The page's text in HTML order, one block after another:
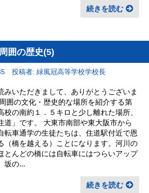
続きを読む
囲の歴史(5)
投稿者: 緑風冠高等学校学校長
みいただきまして、ありがとうございま
囲の文化・歴史的な場所を紹介する第
校の南約１．５キロと少し離れた場所、
道」です。 大東市南部や東大阪市から
転車通学の生徒たちは、住道駅付近で恩
（橋を越える）ことになります。河川の
とんどの橋には自転車にはつらいアップ
坂の...
続きを読む